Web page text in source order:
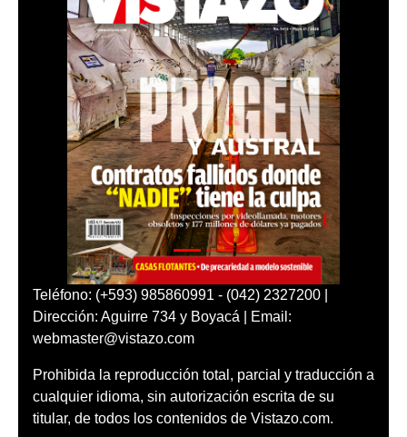
Teléfono: (+593) 985860991 - (042) 2327200 |
Dirección: Aguirre 734 y Boyacá | Email:
webmaster@vistazo.com
Prohibida la reproducción total, parcial y traducción a
cualquier idioma, sin autorización escrita de su
titular, de todos los contenidos de Vistazo.com.